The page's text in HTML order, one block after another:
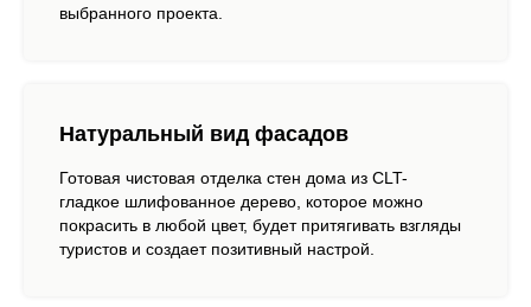
выбранного проекта.
Натуральный вид фасадов
Готовая чистовая отделка стен дома из CLT-
гладкое шлифованное дерево, которое можно
покрасить в любой цвет, будет притягивать взгляды
туристов и создает позитивный настрой.